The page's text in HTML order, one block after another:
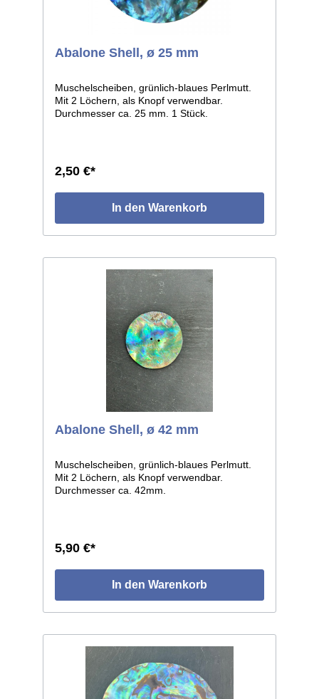
Abalone Shell, ø 25 mm
Muschelscheiben, grünlich-blaues Perlmutt.
Mit 2 Löchern, als Knopf verwendbar.
Durchmesser ca. 25 mm. 1 Stück.
2,50 €*
In den Warenkorb
Abalone Shell, ø 42 mm
Muschelscheiben, grünlich-blaues Perlmutt.
Mit 2 Löchern, als Knopf verwendbar.
Durchmesser ca. 42mm.
5,90 €*
In den Warenkorb